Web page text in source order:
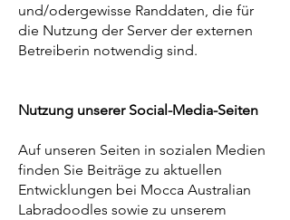
und/odergewisse Randdaten, die für
die Nutzung der Server der externen
Betreiberin notwendig sind.
Nutzung unserer Social-Media-Seiten
Auf unseren Seiten in sozialen Medien
finden Sie Beiträge zu aktuellen
Entwicklungen bei Mocca Australian
Labradoodles sowie zu unserem